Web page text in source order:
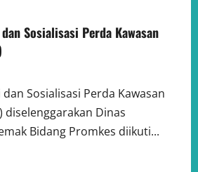
Sosialisasi Perda Kawasan
Sosialisasi Perda Kawasan
diselenggarakan Dinas
Bidang Promkes diikuti...